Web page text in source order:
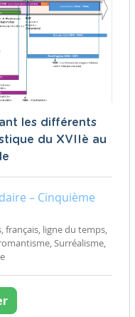
les différents
du XVIIè au
– Cinquième
français, ligne du temps,
Surréalisme,